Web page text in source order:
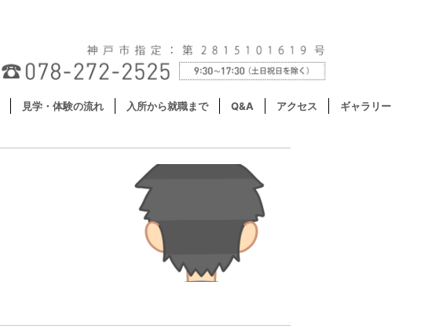
見学・体験の流れ 入所から就職まで Q&A アクセス ギャラリー